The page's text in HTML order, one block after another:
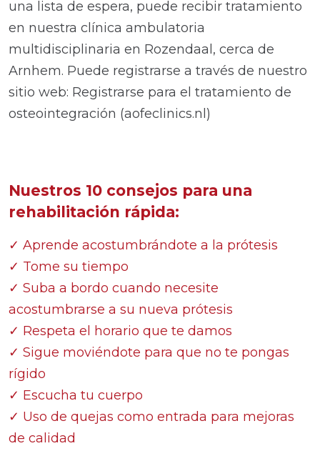
una lista de espera, puede recibir tratamiento
en nuestra clínica ambulatoria
multidisciplinaria en Rozendaal, cerca de
Arnhem. Puede registrarse a través de nuestro
sitio web: Registrarse para el tratamiento de
osteointegración (aofeclinics.nl)
Nuestros 10 consejos para una
rehabilitación rápida:
✓ Aprende acostumbrándote a la prótesis
✓ Tome su tiempo
✓ Suba a bordo cuando necesite
acostumbrarse a su nueva prótesis
✓ Respeta el horario que te damos
✓ Sigue moviéndote para que no te pongas
rígido
✓ Escucha tu cuerpo
✓ Uso de quejas como entrada para mejoras
de calidad